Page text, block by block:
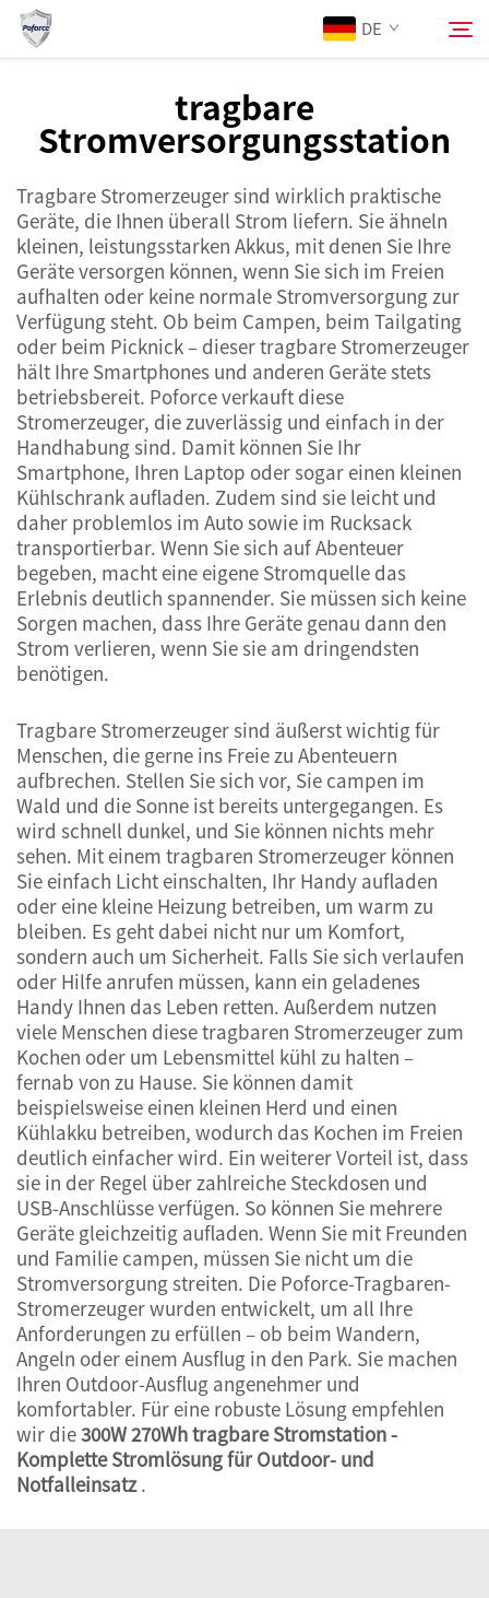
DE
Über Uns
Produkte
Dienstleistungen
Neuigkeiten
Kontaktieren Sie uns
Suchen
tragbare
Stromversorgungsstation
Tragbare Stromerzeuger sind wirklich praktische
Geräte, die Ihnen überall Strom liefern. Sie ähneln
kleinen, leistungsstarken Akkus, mit denen Sie Ihre
Geräte versorgen können, wenn Sie sich im Freien
aufhalten oder keine normale Stromversorgung zur
Verfügung steht. Ob beim Campen, beim Tailgating
oder beim Picknick – dieser tragbare Stromerzeuger
hält Ihre Smartphones und anderen Geräte stets
betriebsbereit. Poforce verkauft diese
Stromerzeuger, die zuverlässig und einfach in der
Handhabung sind. Damit können Sie Ihr
Smartphone, Ihren Laptop oder sogar einen kleinen
Kühlschrank aufladen. Zudem sind sie leicht und
daher problemlos im Auto sowie im Rucksack
transportierbar. Wenn Sie sich auf Abenteuer
begeben, macht eine eigene Stromquelle das
Erlebnis deutlich spannender. Sie müssen sich keine
Sorgen machen, dass Ihre Geräte genau dann den
Strom verlieren, wenn Sie sie am dringendsten
benötigen.
Tragbare Stromerzeuger sind äußerst wichtig für
Menschen, die gerne ins Freie zu Abenteuern
aufbrechen. Stellen Sie sich vor, Sie campen im
Wald und die Sonne ist bereits untergegangen. Es
wird schnell dunkel, und Sie können nichts mehr
sehen. Mit einem tragbaren Stromerzeuger können
Sie einfach Licht einschalten, Ihr Handy aufladen
oder eine kleine Heizung betreiben, um warm zu
bleiben. Es geht dabei nicht nur um Komfort,
sondern auch um Sicherheit. Falls Sie sich verlaufen
oder Hilfe anrufen müssen, kann ein geladenes
Handy Ihnen das Leben retten. Außerdem nutzen
viele Menschen diese tragbaren Stromerzeuger zum
Kochen oder um Lebensmittel kühl zu halten –
fernab von zu Hause. Sie können damit
beispielsweise einen kleinen Herd und einen
Kühlakku betreiben, wodurch das Kochen im Freien
deutlich einfacher wird. Ein weiterer Vorteil ist, dass
sie in der Regel über zahlreiche Steckdosen und
USB-Anschlüsse verfügen. So können Sie mehrere
Geräte gleichzeitig aufladen. Wenn Sie mit Freunden
und Familie campen, müssen Sie nicht um die
Stromversorgung streiten. Die Poforce-Tragbaren-
Stromerzeuger wurden entwickelt, um all Ihre
Anforderungen zu erfüllen – ob beim Wandern,
Angeln oder einem Ausflug in den Park. Sie machen
Ihren Outdoor-Ausflug angenehmer und
komfortabler. Für eine robuste Lösung empfehlen
wir die300W 270Wh tragbare Stromstation -
Komplette Stromlösung für Outdoor- und
Notfalleinsatz.